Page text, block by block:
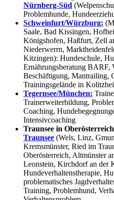
Nürnberg-Süd
Problemhunde,
Schweinfurt/Würzburg:
Saale, Bad Kissingen,
Königshofen, Haßfurt, Zell
Niederwerrn,
Kitzingen): Hundeschule,
Ernährungsberatung BARF,
Beschäftigung, Mantrailing,
Trainingsgelände in
Tegernsee/München:
Trainerweiterbildung,
Coaching,
Intensivcoaching
Traunsee in Oberösterreich
Traunsee (Wels, Linz,
Kremsmünster, Ried im
Oberösterreich, Altmünster
Leonstein, Kirchdorf an der
Hundeverhaltenstherapie,
problematisches
Training, Problemhund,